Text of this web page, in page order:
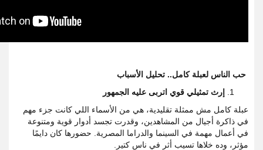
حب الناس لعبلة كامل.. تحليل الأسباب
إرث تمثيلي قوي اتربى عليه الجمهور
عبلة كامل مش ممثلة تقليدية، هي من الأسماء اللي كانت جزء مهم
في ذاكرة أجيال من المشاهدين، وقدرت تجسد أدوار قوية ومتنوعة
في أعمال مهمة في السينما والدراما المصرية. حضورها كان دايمًا
مؤثر، وده خلاها تسيب أثر في ناس كتير.